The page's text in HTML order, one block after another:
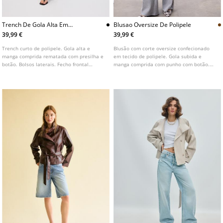
Trench De Gola Alta Em
Polipele
39,99 €
Trench curto de polipele. Gola alta e
manga comprida rematada com presilha e
botão. Bolsos laterais. Fecho frontal
Blusao Oversize De Polipele
39,99 €
Blusão com corte oversize confecionado
em tecido de polipele. Gola subida e
manga comprida com punho com botão.
Parte inferior com acabamento elástico.